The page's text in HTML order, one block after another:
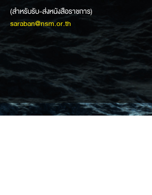
(สำหรับรับ-ส่งหนังสือราชการ)
saraban@nsm.or.th